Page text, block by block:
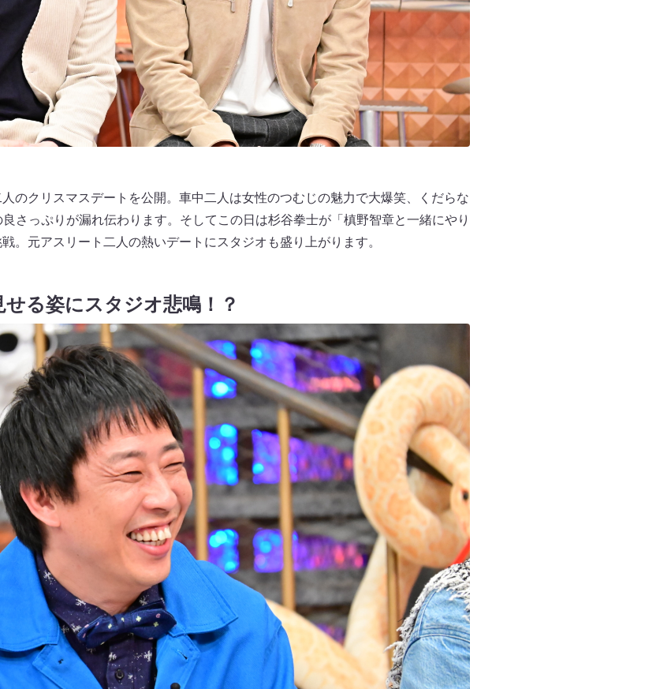
のクリスマスデートを公開。車中二人は女性のつむじの魅力で大爆笑、くだらな
さっぷりが漏れ伝わります。そしてこの日は杉谷拳士が「槙野智章と一緒にやり
。元アスリート二人の熱いデートにスタジオも盛り上がります。
る姿にスタジオ悲鳴！？